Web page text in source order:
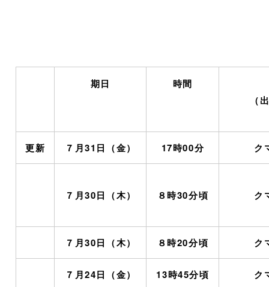
期日
時間
（
更新 ７月31日（金） 17時00分 ク
７月30日（木） ８時30分頃 ク
７月30日（木） ８時20分頃 ク
７月24日（金） 13時45分頃 ク